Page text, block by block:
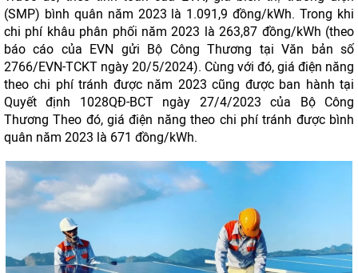
(SMP) bình quân năm 2023 là 1.091,9 đồng/kWh. Trong khi
chi phí khâu phân phối năm 2023 là 263,87 đồng/kWh (theo
báo cáo của EVN gửi Bộ Công Thương tại Văn bản số
2766/EVN-TCKT ngày 20/5/2024). Cùng với đó, giá điện năng
theo chi phí tránh được năm 2023 cũng được ban hành tại
Quyết định 1028QĐ-BCT ngày 27/4/2023 của Bộ Công
Thương Theo đó, giá điện năng theo chi phí tránh được bình
quân năm 2023 là 671 đồng/kWh.